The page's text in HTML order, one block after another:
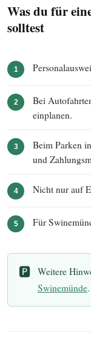
Was du für
solltest
1
2
Bei
einplanen.
3
Beim Parken
und
4 Nicht nur auf
5 Für
🅿️ Weitere
Swinemünde.